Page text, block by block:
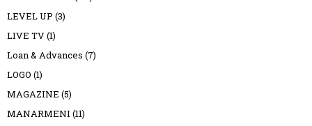
LEVEL UP (3)
LIVE TV(1)
Loan & Advances (7)
LOGO (1)
MAGAZINE (5)
MANARMENI (11)